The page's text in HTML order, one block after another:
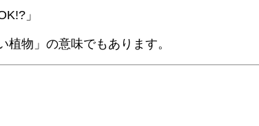
」
物」の意味でもあります。